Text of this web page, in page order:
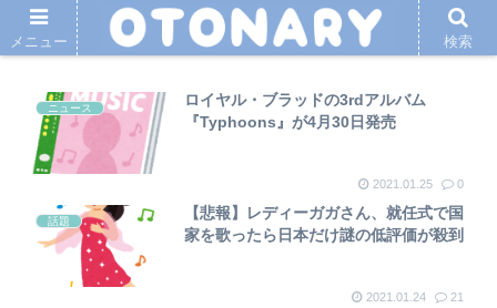
ニュース
ロイヤル・ブラッドの3rdアルバム
『Typhoons』が4月30日発売
2021.01.25 0
話題
【悲報】レディーガガさん、就任式で国
家を歌ったら日本だけ謎の低評価が殺到
2021.01.24 21
メニュー 検索